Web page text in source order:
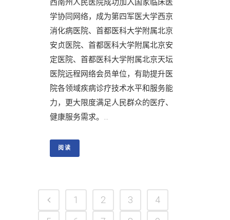
西南州人民医院成功加入国家临床医
学协同网络，成为第四军医大学西京
消化病医院、首都医科大学附属北京
安贞医院、首都医科大学附属北京安
定医院、首都医科大学附属北京天坛
医院远程网络会员单位，有助提升医
院各领域疾病诊疗技术水平和服务能
力，更大限度满足人民群众的医疗、
健康服务需求。...
阅读
1 2 3
4